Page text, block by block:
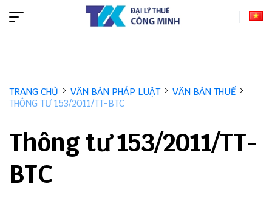
TRANG CHỦ VĂN BẢN PHÁP LUẬT
VĂN BẢN THUẾ
THÔNG TƯ 153/2011/TT-BTC
Thông tư 153/2011/TT-
BTC